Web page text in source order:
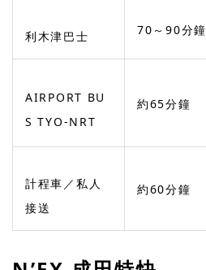
利木津巴士 70～90分鐘
AIRPORT BU
S TYO-NRT
約65分鐘
計程車／私人
接送
約60分鐘